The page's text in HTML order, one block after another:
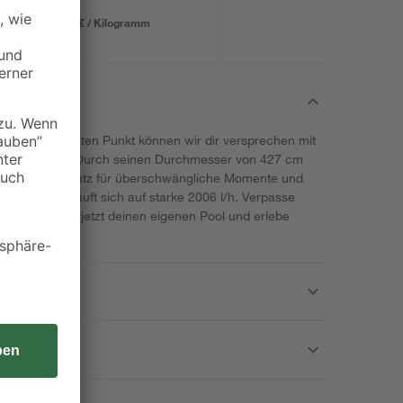
14,99 € / Kilogramm
den letzten Punkt können wir dir versprechen mit
Bestway. Durch seinen Durchmesser von 427 cm
der Pool Platz für überschwängliche Momente und
beläuft sich auf starke 2006 l/h. Verpasse
Sichere dir jetzt deinen eigenen Pool und erlebe